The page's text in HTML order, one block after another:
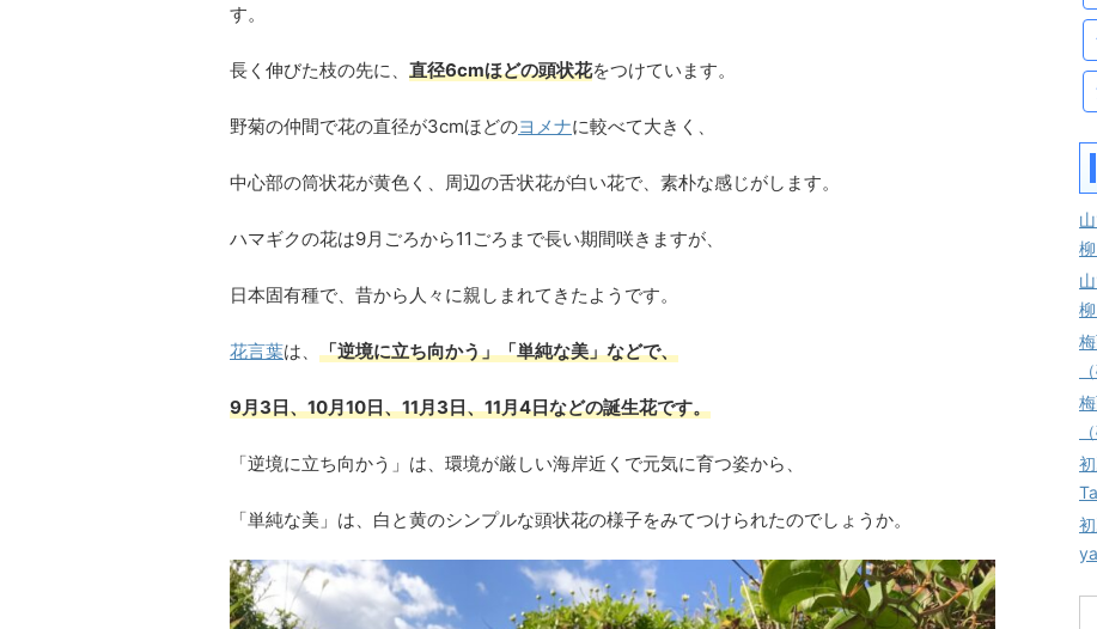
す。
長く伸びた枝の先に、 直径6cmほどの頭状花をつけています。
野菊の仲間で花の直径が3cmほどのヨメナに較べて大きく、
中心部の筒状花が黄色く、周辺の舌状花が白い花で、素朴な感じがします。
ハマギクの花は9月ごろから11ごろまで長い期間咲きますが、
日本固有種で、昔から人々に親しまれてきたようです。
花言葉は、 「逆境に立ち向かう」「単純な美」などで、
9月3日、10月10日、11月3日、11月4日などの誕生花です。
「逆境に立ち向かう」は、環境が厳しい海岸近くで元気に育つ姿から、
「単純な美」は、白と黄のシンプルな頭状花の様子をみてつけられたのでしょうか。